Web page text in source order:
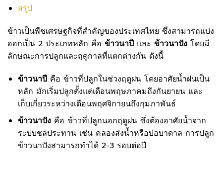
สรุป
ข้าวเป็นพืชเศรษฐกิจที่สำคัญของประเทศไทย ซึ่งสามารถแบ่ง
ออกเป็น 2 ประเภทหลัก คือ ข้าวนาปี และ ข้าวนาปัง โดยมี
ลักษณะการปลูกและฤดูกาลที่แตกต่างกัน ดังนี้
ข้าวนาปีคือ ข้าวที่ปลูกในช่วงฤดูฝน โดยอาศัยน้ำฝนเป็น
หลัก มักเริ่มปลูกตั้งแต่เดือนพฤษภาคมถึงกันยายน และ
เก็บเกี่ยวระหว่างเดือนพฤศจิกายนถึงกุมภาพันธ์
ข้าวนาปังคือ ข้าวที่ปลูกนอกฤดูฝน ซึ่งต้องอาศัยน้ำจาก
ระบบชลประทาน เช่น คลองส่งน้ำหรือบ่อบาดาล การปลูก
ข้าวนาปังสามารถทำได้ 2-3 รอบต่อปี